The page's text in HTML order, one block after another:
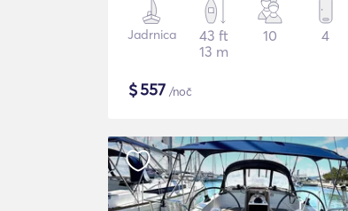
Jadrnica
43 ft
13 m
10 4
$557 /noč